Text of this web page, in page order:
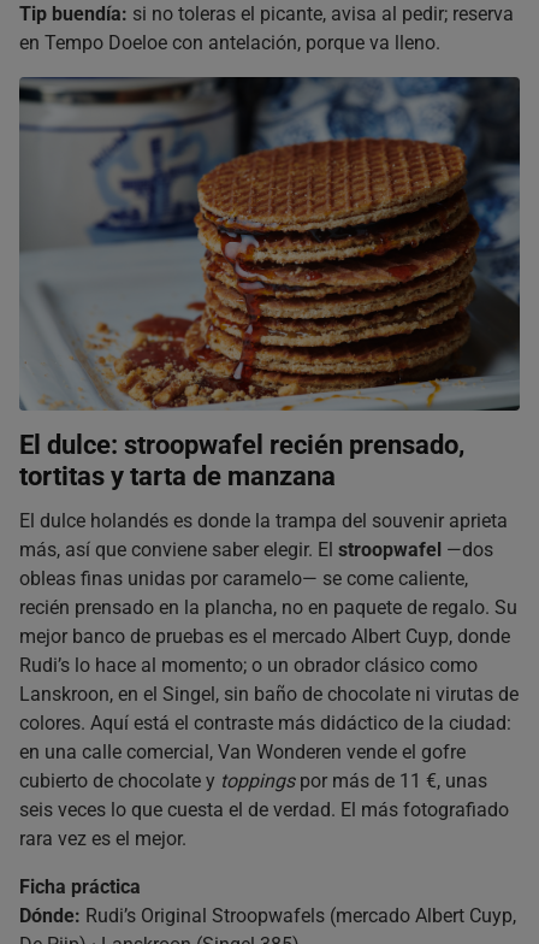
Tip buendía: si no toleras el picante, avisa al pedir; reserva
en Tempo Doeloe con antelación, porque va lleno.
El dulce: stroopwafel recién prensado,
tortitas y tarta de manzana
El dulce holandés es donde la trampa del souvenir aprieta
más, así que conviene saber elegir. El stroopwafel —dos
obleas finas unidas por caramelo— se come caliente,
recién prensado en la plancha, no en paquete de regalo. Su
mejor banco de pruebas es el mercado Albert Cuyp, donde
Rudi’s lo hace al momento; o un obrador clásico como
Lanskroon, en el Singel, sin baño de chocolate ni virutas de
colores. Aquí está el contraste más didáctico de la ciudad:
en una calle comercial, Van Wonderen vende el gofre
cubierto de chocolate y toppingspor más de 11 €, unas
seis veces lo que cuesta el de verdad. El más fotografiado
rara vez es el mejor.
Ficha práctica
Dónde: Rudi’s Original Stroopwafels (mercado Albert Cuyp,